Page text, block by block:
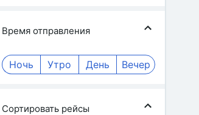
Время отправления
Ночь Утро День Вечер
Сортировать рейсы